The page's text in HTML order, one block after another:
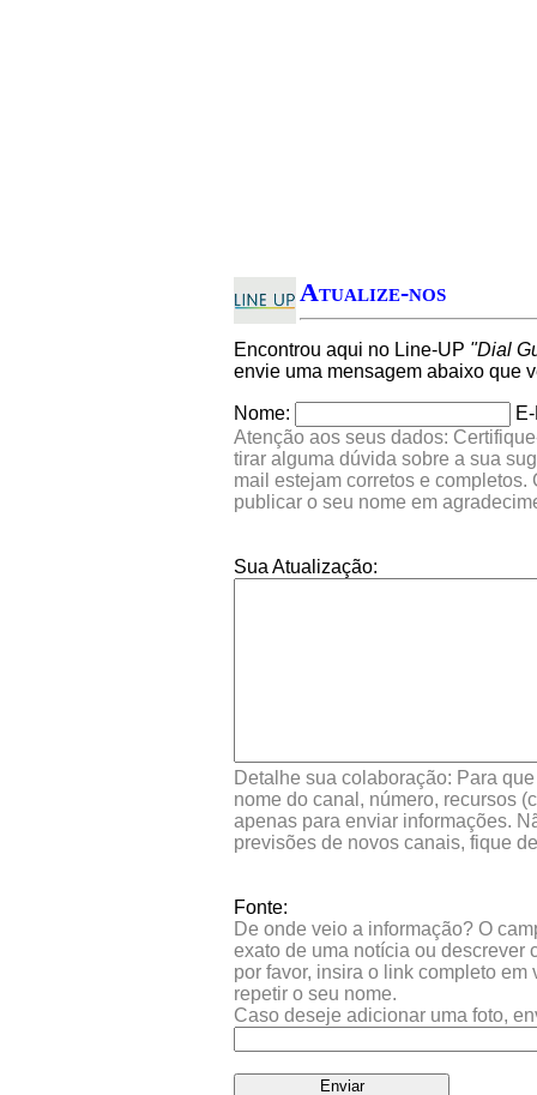
Atualize-nos
Encontrou aqui no Line-UP "Dial
envie uma mensagem abaixo que
Nome:
Atenção aos seus dados:
tirar alguma dúvida sobre a sua
mail estejam corretos e
publicar o seu nome em
Sua Atualização:
Detalhe sua colaboração: Para
nome do canal, número, recursos
apenas para enviar informações.
previsões de novos canais, fique
Fonte:
De onde veio a informação? O
exato de uma notícia ou descrever
por favor, insira o link completo
repetir o seu nome.
Caso deseje adicionar uma foto,